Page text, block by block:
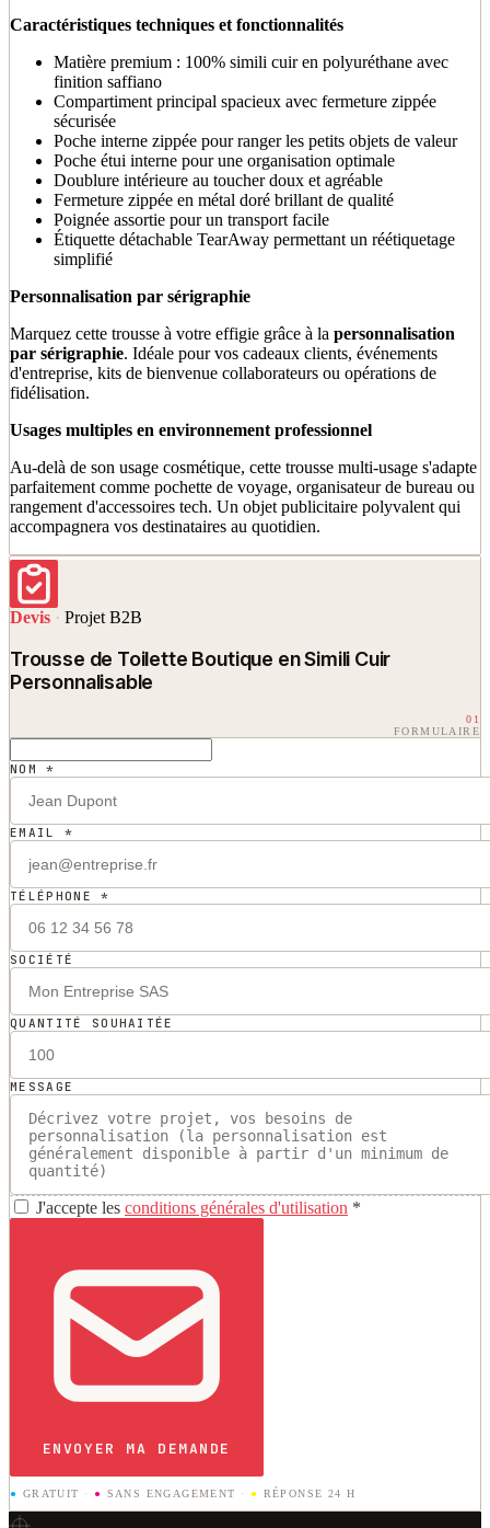
Caractéristiques techniques et fonctionnalités
Matière premium : 100% simili cuir en polyuréthane avec
finition saffiano
Compartiment principal spacieux avec fermeture zippée
sécurisée
Poche interne zippée pour ranger les petits objets de valeur
Poche étui interne pour une organisation optimale
Doublure intérieure au toucher doux et agréable
Fermeture zippée en métal doré brillant de qualité
Poignée assortie pour un transport facile
Étiquette détachable TearAway permettant un réétiquetage
simplifié
Personnalisation par sérigraphie
Marquez cette trousse à votre effigie grâce à la personnalisation
par sérigraphie. Idéale pour vos cadeaux clients, événements
d'entreprise, kits de bienvenue collaborateurs ou opérations de
fidélisation.
Usages multiples en environnement professionnel
Au-delà de son usage cosmétique, cette trousse multi-usage s'adapte
parfaitement comme pochette de voyage, organisateur de bureau ou
rangement d'accessoires tech. Un objet publicitaire polyvalent qui
accompagnera vos destinataires au quotidien.
Devis · Projet B2B
Trousse de Toilette Boutique en Simili Cuir
Personnalisable
01
FORMULAIRE
NOM *
EMAIL *
TÉLÉPHONE *
SOCIÉTÉ
QUANTITÉ SOUHAITÉE
MESSAGE
J'accepte les conditions générales d'utilisation *
ENVOYER MA DEMANDE
● GRATUIT · ● SANS ENGAGEMENT · ● RÉPONSE 24 H